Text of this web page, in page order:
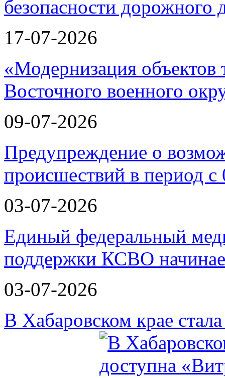
17-07-2026
«Модернизация объектов
Восточного военного
09-07-2026
Предупреждение о
происшествий в период
03-07-2026
Единый федеральный
поддержки КСВО
03-07-2026
В Хабаровском крае